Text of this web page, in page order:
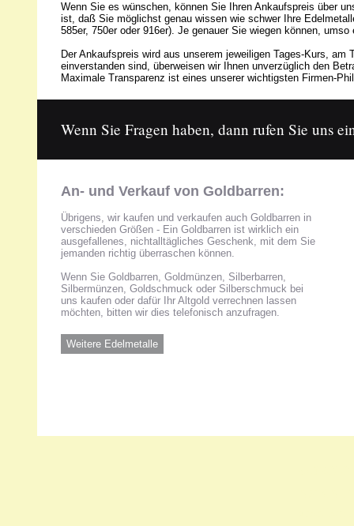
Wenn Sie es wünschen, können Sie Ihren Ankaufspreis über
ist, daß Sie möglichst genau wissen wie schwer Ihre
585er, 750er oder 916er). Je genauer Sie wiegen können,
Der Ankaufspreis wird aus unserem jeweiligen Tages-Kurs,
einverstanden sind, überweisen wir Ihnen unverzüglich den
Maximale Transparenz ist eines unserer wichtigsten Firmen-
Wenn Sie Fragen haben, dann rufen Sie uns
An- und Verkauf von Goldbarren:
Übrigens, wir kaufen und verkaufen auch Goldbarren in
verschieden Größen - Ein Goldbarren ist wirklich ein
ausgefallenes, nichtalltägliches Geschenk, mit dem Sie
jemanden richtig überraschen können.
Wenn Sie Goldbarren, Goldmünzen, Silberbarren,
Silbermünzen, Goldschmuck oder Silberschmuck bei
uns kaufen oder dafür Ihr Altgold verrechnen lassen
möchten, bitten wir dies telefonisch anzufragen.
Weitere Edelmetalle